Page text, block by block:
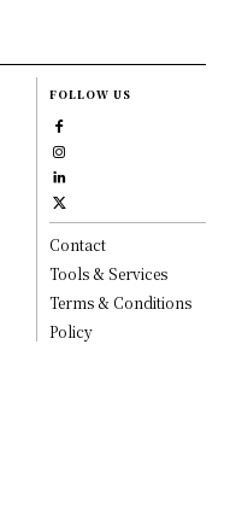
FOLLOW US
Contact
Tools & Services
Terms & Conditions
Policy